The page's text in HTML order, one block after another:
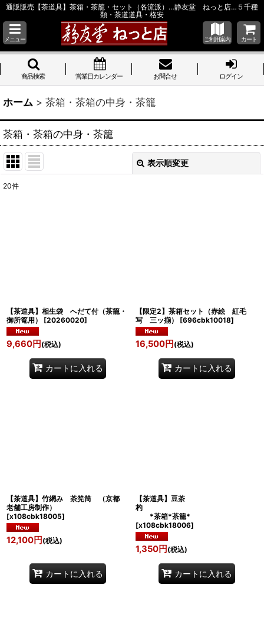
通販販売【茶道具】茶箱・茶籠・セット（各流派）…静友堂 ねっと店…５千種
類・茶道道具・格安
メニュー ご利用案内 カート
商品検索 営業日カレンダー お問合せ ログイン
ホーム > 茶箱・茶箱の中身・茶籠
茶箱・茶箱の中身・茶籠
表示順変更
20件
【茶道具】相生袋 へだて付（茶籠・
御所篭用）
[20260020]
9,660円 (税込)
カートに入れる
【限定2】茶箱セット（赤絵 紅毛
写 三ッ揃）
[696cbk10018]
16,500円 (税込)
カートに入れる
【茶道具】竹網み 茶筅筒 （京都
老舗工房制作）
[x108cbk18005]
12,100円 (税込)
カートに入れる
【茶道具】豆茶
杓
*茶箱*茶籠*
[x108cbk18006]
1,350円 (税込)
カートに入れる